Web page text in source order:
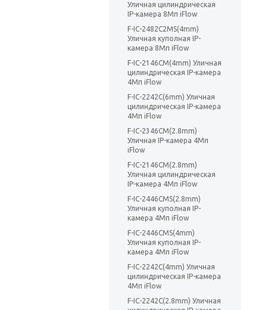
Уличная цилиндрическая
IP-камера 8Мп iFlow
F-IC-2482C2MS(4mm)
Уличная куполная IP-
камера 8Мп iFlow
F-IC-2146CM(4mm) Уличная
цилиндрическая IP-камера
4Мп iFlow
F-IC-2242C(6mm) Уличная
цилиндрическая IP-камера
4Мп iFlow
F-IC-2346CM(2.8mm)
Уличная IP-камера 4Мп
iFlow
F-IC-2146CM(2.8mm)
Уличная цилиндрическая
IP-камера 4Мп iFlow
F-IC-2446CMS(2.8mm)
Уличная куполная IP-
камера 4Мп iFlow
F-IC-2446CMS(4mm)
Уличная куполная IP-
камера 4Мп iFlow
F-IC-2242C(4mm) Уличная
цилиндрическая IP-камера
4Мп iFlow
F-IC-2242C(2.8mm) Уличная